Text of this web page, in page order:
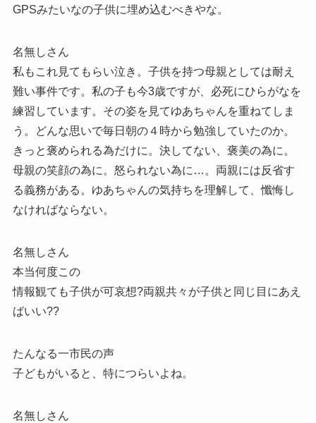
GPSみたいなの子供に埋め込むべきやな。
名無しさん
私もこれ見てもらい泣き。子供を持つ母親としては耐え
難い事件です。私の子も今3歳ですが、必死にひらがなを
練習しています。その姿を見てゆあちゃんを重ねてしま
う。どんな思いで毎日朝の４時から勉強していたのか。
きっと褒められる為だけに。決してない、褒美の為に。
母親の笑顔の為に。怒られない為に…。両親には反省す
る義務がある。ゆあちゃんの気持ちを理解して、懺悔し
なければならない。
名無しさん
本当何度この
情報観ても子供が可哀想?両親共々が子供と同じ目にあえ
ばいい??
たんなる一市民の声
子どもがいると、特につらいよね。
名無しさん